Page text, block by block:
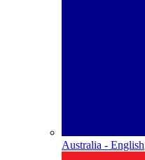
Australia - English